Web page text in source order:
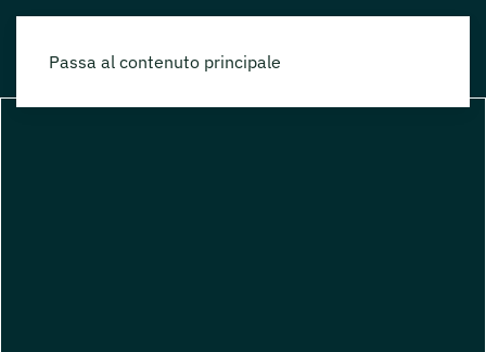
Passa al contenuto principale